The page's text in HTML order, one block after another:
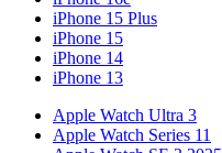
iPhone 15 Plus
iPhone 15
iPhone 14
iPhone 13
Apple Watch Ultra 3
Apple Watch Series 11